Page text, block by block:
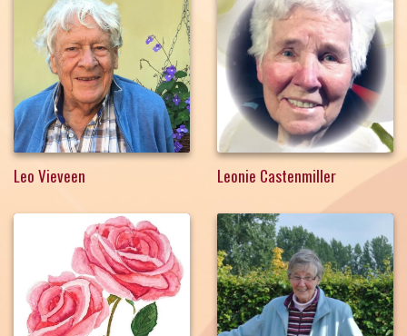
Leo Vieveen Leonie Castenmiller